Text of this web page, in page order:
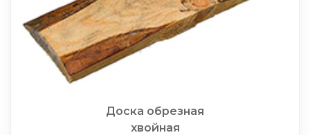
Доска обрезная
хвойная